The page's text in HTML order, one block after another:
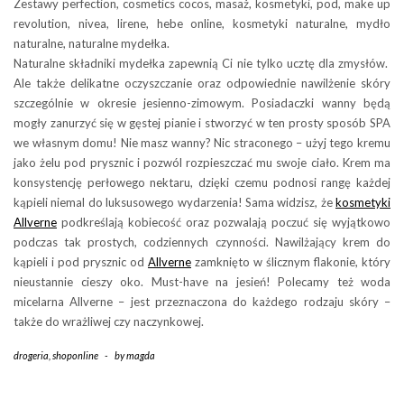
Zestawy perfection, cosmetics cocos, masaż, kosmetyki, pod, make up
revolution, nivea, lirene, hebe online, kosmetyki naturalne, mydło
naturalne, naturalne mydełka.
Naturalne składniki mydełka zapewnią Ci nie tylko ucztę dla zmysłów.
Ale także delikatne oczyszczanie oraz odpowiednie nawilżenie skóry
szczególnie w okresie jesienno-zimowym. Posiadaczki wanny będą
mogły zanurzyć się w gęstej pianie i stworzyć w ten prosty sposób SPA
we własnym domu! Nie masz wanny? Nic straconego – użyj tego kremu
jako żelu pod prysznic i pozwól rozpieszczać mu swoje ciało. Krem ma
konsystencję perłowego nektaru, dzięki czemu podnosi rangę każdej
kąpieli niemal do luksusowego wydarzenia! Sama widzisz, żekosmetyki
Allverne podkreślają kobiecość oraz pozwalają poczuć się wyjątkowo
podczas tak prostych, codziennych czynności. Nawilżający krem do
kąpieli i pod prysznic od Allverne zamknięto w ślicznym flakonie, który
nieustannie cieszy oko. Must-have na jesień! Polecamy też woda
micelarna Allverne – jest przeznaczona do każdego rodzaju skóry –
także do wrażliwej czy naczynkowej.
drogeria shoponline - bymagda